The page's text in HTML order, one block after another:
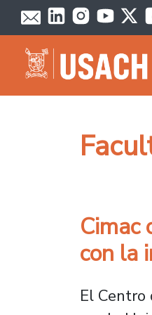
Pasar al contenido principal
Cimac
con la
El Centro